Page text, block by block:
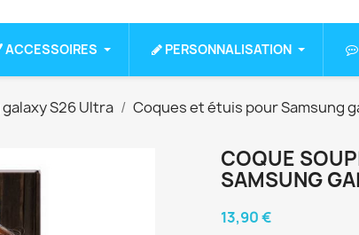
ACCESSOIRES PERSONNALISATION
S26 Ultra Coques et étuis pour Samsung
COQUE
SAMSUNG
13,90 €